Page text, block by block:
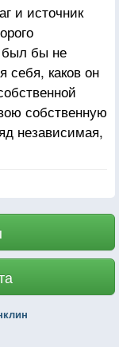
и источник
был бы не
себя, каков он
собственную
независимая,
придает